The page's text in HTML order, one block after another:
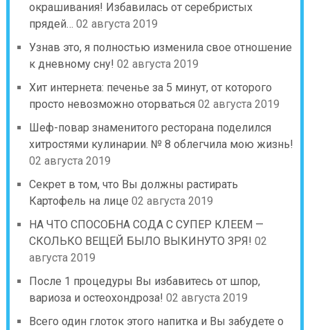
окрашивания! Избавилась от серебристых
прядей… 02 августа 2019
Узнав это, я полностью изменила свое отношение
к дневному сну! 02 августа 2019
Хит интернета: печенье за 5 минут, от которого
просто невозможно оторваться 02 августа 2019
Шеф-повар знаменитого ресторана поделился
хитростями кулинарии. № 8 облегчила мою жизнь!
02 августа 2019
Секрет в том, что Вы должны растирать
Картофель на лице 02 августа 2019
НА ЧТО СПОСОБНА СОДА С СУПЕР КЛЕЕМ —
СКОЛЬКО ВЕЩЕЙ БЫЛО ВЫКИНУТО ЗРЯ! 02
августа 2019
После 1 процедуры Вы избавитесь от шпор,
вариоза и остеохондроза! 02 августа 2019
Всего один глоток этого напитка и Вы забудете о